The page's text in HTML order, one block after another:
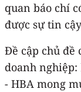
quan báo chí
được sự tin
Đề cập chủ đề
doanh nghiệp:
- HBA mong